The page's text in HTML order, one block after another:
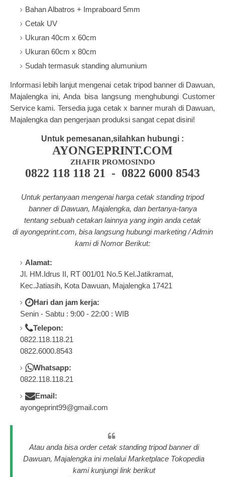
Bahan Albatros + Impraboard 5mm
Cetak UV
Ukuran 40cm x 60cm
Ukuran 60cm x 80cm
Sudah termasuk standing alumunium
Informasi lebih lanjut mengenai cetak tripod bannerdi Dawuan,
Majalengka ini, Anda bisa langsung menghubungi Customer
Service kami. Tersedia juga cetak x bannermurah di Dawuan,
Majalengka dan pengerjaan produksi sangat cepat disini!
Untuk pemesanan,silahkan hubungi :
AYONGEPRINT.COM
ZHAFIR PROMOSINDO
0822 118 118 21 - 0822 6000 8543
Untuk pertanyaan mengenai harga cetak standing tripod
banner di Dawuan, Majalengka, dan bertanya-tanya
tentang sebuah cetakan lainnya yang ingin anda cetak
di ayongeprint.com, bisa langsung hubungi marketing / Admin
kami di Nomor Berikut:
Alamat:
Jl. HM.Idrus II, RT 001/01 No.5 Kel.Jatikramat,
Kec.Jatiasih, Kota Dawuan, Majalengka 17421
Hari dan jam kerja:
Senin - Sabtu : 9:00 - 22:00 : WIB
Telepon:
0822.118.118.21
0822.6000.8543
Whatsapp:
0822.118.118.21
Email:
ayongeprint99@gmail.com
Atau anda bisa order cetak standing tripod banner di
Dawuan, Majalengka ini melalui Marketplace Tokopedia
kami kunjungi link berikut